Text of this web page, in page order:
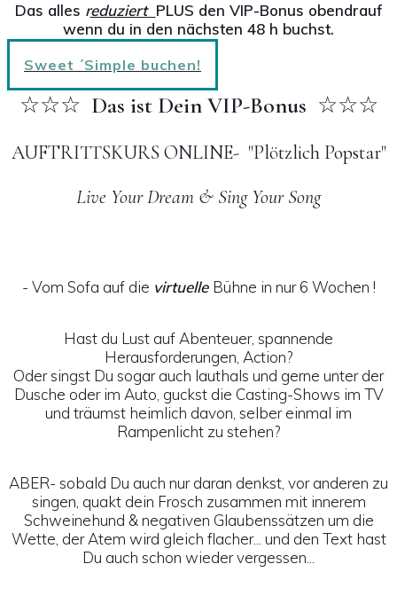
Das alles reduziert PLUS den VIP-Bonus obendrauf
wenn du in den nächsten 48 h buchst.
Sweet ´Simple buchen!
☆☆☆ Das ist Dein VIP-Bonus ☆☆☆
AUFTRITTSKURS ONLINE- "Plötzlich Popstar"
Live Your Dream & Sing Your Song
- Vom Sofa auf die virtuelle Bühne in nur 6 Wochen !
Hast du Lust auf Abenteuer, spannende
Herausforderungen, Action?
Oder singst Du sogar auch lauthals und gerne unter der
Dusche oder im Auto, guckst die Casting-Shows im TV
und träumst heimlich davon, selber einmal im
Rampenlicht zu stehen?
ABER- sobald Du auch nur daran denkst, vor anderen zu
singen, quakt dein Frosch zusammen mit innerem
Schweinehund & negativen Glaubenssätzen um die
Wette, der Atem wird gleich flacher... und den Text hast
Du auch schon wieder vergessen...